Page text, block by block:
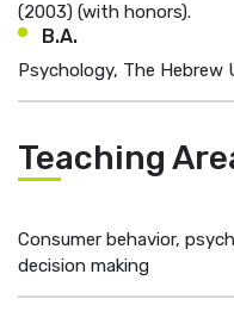
(2003) (with honors).
B.A.
Psychology, The Hebrew
Teaching
Consumer behavior,
decision making